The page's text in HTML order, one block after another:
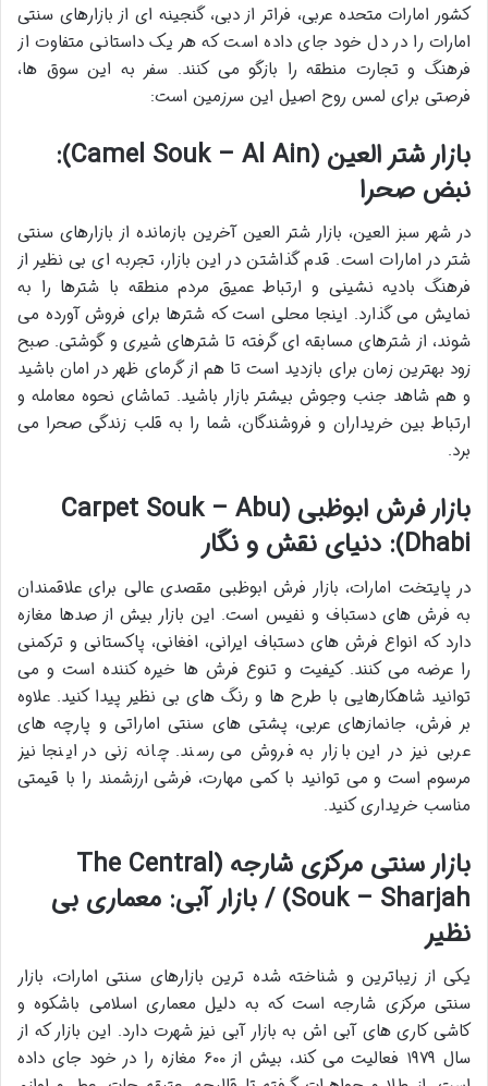
کشور امارات متحده عربی، فراتر از دبی، گنجینه ای از بازارهای سنتی
امارات را در دل خود جای داده است که هر یک داستانی متفاوت از
فرهنگ و تجارت منطقه را بازگو می کنند. سفر به این سوق ها،
فرصتی برای لمس روح اصیل این سرزمین است:
بازار شتر العین (Camel Souk – Al Ain):
نبض صحرا
در شهر سبز العین، بازار شتر العین آخرین بازمانده از بازارهای سنتی
شتر در امارات است. قدم گذاشتن در این بازار، تجربه ای بی نظیر از
فرهنگ بادیه نشینی و ارتباط عمیق مردم منطقه با شترها را به
نمایش می گذارد. اینجا محلی است که شترها برای فروش آورده می
شوند، از شترهای مسابقه ای گرفته تا شترهای شیری و گوشتی. صبح
زود بهترین زمان برای بازدید است تا هم از گرمای ظهر در امان باشید
و هم شاهد جنب وجوش بیشتر بازار باشید. تماشای نحوه معامله و
ارتباط بین خریداران و فروشندگان، شما را به قلب زندگی صحرا می
برد.
بازار فرش ابوظبی (Carpet Souk – Abu
Dhabi): دنیای نقش و نگار
در پایتخت امارات، بازار فرش ابوظبی مقصدی عالی برای علاقمندان
به فرش های دستباف و نفیس است. این بازار بیش از صدها مغازه
دارد که انواع فرش های دستباف ایرانی، افغانی، پاکستانی و ترکمنی
را عرضه می کنند. کیفیت و تنوع فرش ها خیره کننده است و می
توانید شاهکارهایی با طرح ها و رنگ های بی نظیر پیدا کنید. علاوه
بر فرش، جانمازهای عربی، پشتی های سنتی اماراتی و پارچه های
عربی نیز در این بازار به فروش می رسند. چانه زنی در اینجا نیز
مرسوم است و می توانید با کمی مهارت، فرشی ارزشمند را با قیمتی
مناسب خریداری کنید.
بازار سنتی مرکزی شارجه (The Central
Souk – Sharjah) / بازار آبی: معماری بی
نظیر
یکی از زیباترین و شناخته شده ترین بازارهای سنتی امارات، بازار
سنتی مرکزی شارجهاست که به دلیل معماری اسلامی باشکوه و
کاشی کاری های آبی اش به بازار آبی نیز شهرت دارد. این بازار که از
سال ۱۹۷۹ فعالیت می کند، بیش از ۶۰۰ مغازه را در خود جای داده